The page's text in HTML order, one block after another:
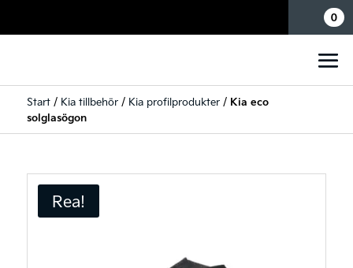
0
Start/ Kia tillbehör/ Kia profilprodukter/ Kia eco
solglasögon
Rea!